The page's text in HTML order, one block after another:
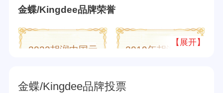
金蝶/Kingdee品牌荣誉
2022胡润中国元
2019年胡润中国
【展开】
金蝶/Kingdee品牌投票